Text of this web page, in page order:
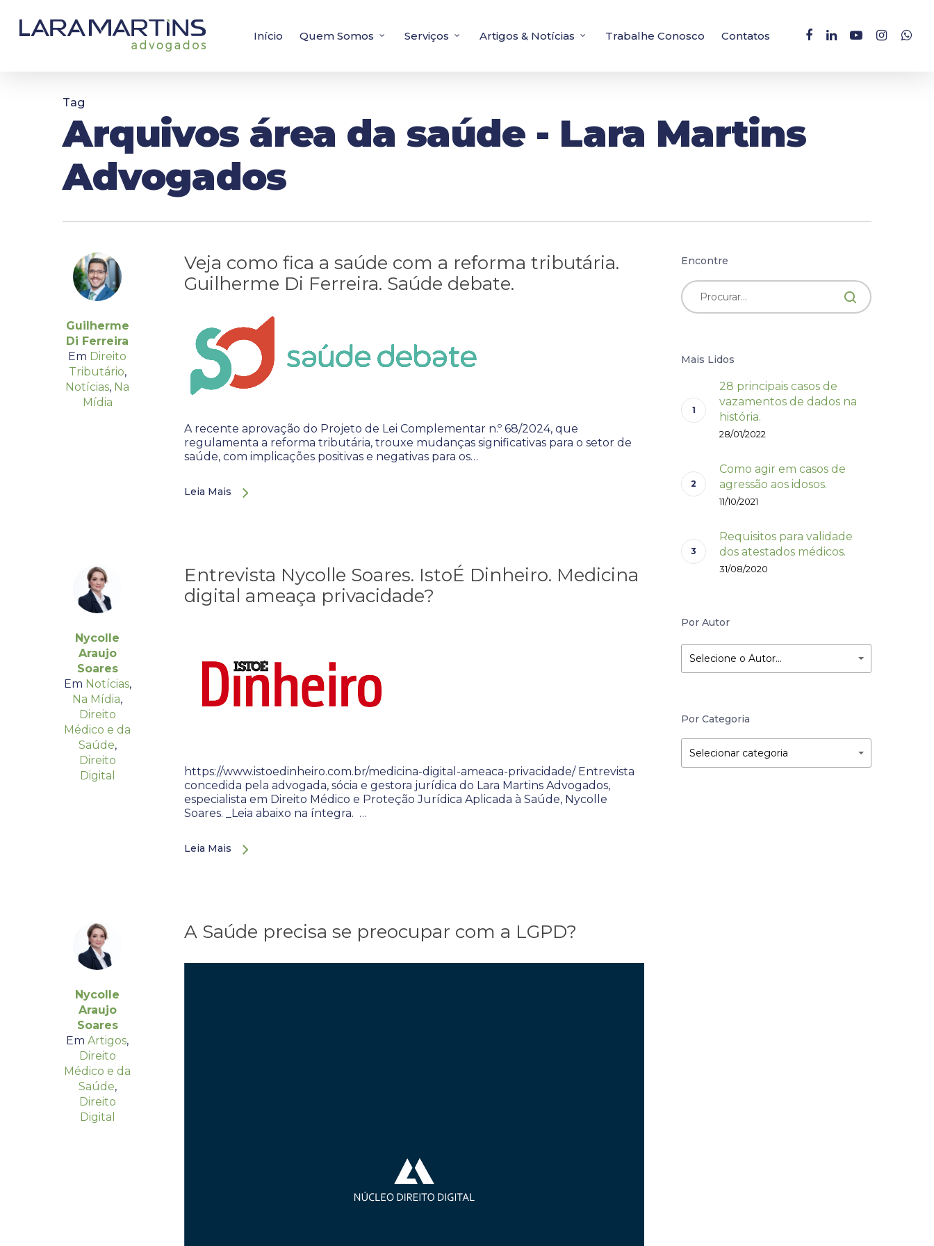
main
Início Quem Somos Serviços Artigos & Notícias Trabalhe Conosco Contatos facebooklinkedinyoutubeinstagram
Tag
Arquivos área da saúde - Lara Martins
Advogados
Guilherme
Di Ferreira
Em Direito
Tributário,
Notícias, Na
Mídia
Veja como fica a saúde com a reforma tributária.
Guilherme Di Ferreira. Saúde debate.
A recente aprovação do Projeto de Lei Complementar n.º 68/2024, que
regulamenta a reforma tributária, trouxe mudanças significativas para o setor de
saúde, com implicações positivas e negativas para os…
Leia Mais
Nycolle
Araujo
Soares
Em Notícias,
Na Mídia,
Direito
Médico e da
Saúde,
Direito
Digital
Entrevista Nycolle Soares. IstoÉ Dinheiro. Medicina
digital ameaça privacidade?
https://www.istoedinheiro.com.br/medicina-digital-ameaca-privacidade/ Entrevista
concedida pela advogada, sócia e gestora jurídica do Lara Martins Advogados,
especialista em Direito Médico e Proteção Jurídica Aplicada à Saúde, Nycolle
Soares. _Leia abaixo na íntegra. …
Leia Mais
Nycolle
Araujo
Soares
Em Artigos,
Direito
Médico e da
Saúde,
Direito
Digital
A Saúde precisa se preocupar com a LGPD?
Encontre
Mais Lidos
28 principais casos de
vazamentos de dados na
história.
28/01/2022
Como agir em casos de
agressão aos idosos.
11/10/2021
Requisitos para validade
dos atestados médicos.
31/08/2020
Por Autor
Selecione o Autor…
Por Categoria
Por
Categoria
Selecionar categoria
Categoria